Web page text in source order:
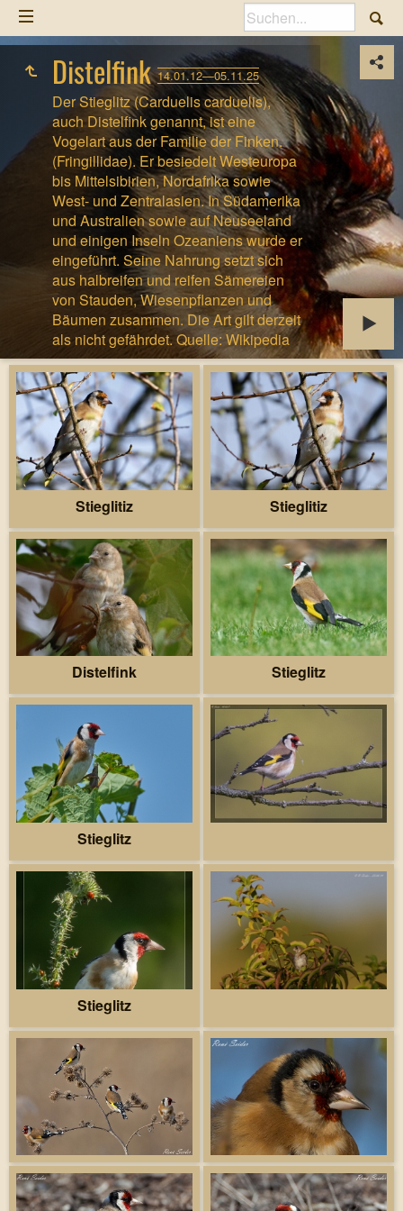
Distelfink14.01.12—05.11.25
Der Stieglitz (Carduelis carduelis),
auch Distelfink genannt, ist eine
Vogelart aus der Familie der Finken.
(Fringillidae). Er besiedelt Westeuropa
bis Mittelsibirien, Nordafrika sowie
West- und Zentralasien. In Südamerika
und Australien sowie auf Neuseeland
und einigen Inseln Ozeaniens wurde er
eingeführt. Seine Nahrung setzt sich
aus halbreifen und reifen Sämereien
von Stauden, Wiesenpflanzen und
Bäumen zusammen. Die Art gilt derzeit
als nicht gefährdet. Quelle: Wikipedia
Stieglitiz Stieglitiz
Distelfink Stieglitz
Stieglitz
Stieglitz